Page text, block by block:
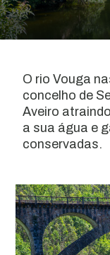
O rio Vouga
concelho de
Aveiro
a sua água e
conservadas.